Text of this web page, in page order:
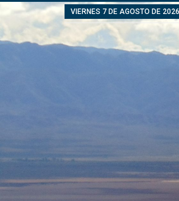
VIERNES 7 DE AGOSTO DE 2026